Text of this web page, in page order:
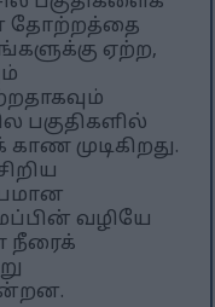
தோற்றத்தை
ஏற்ற,
பகுதிகளில்
முடிகிறது.
வழியே
நீரைக்